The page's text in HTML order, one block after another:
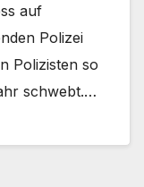
auf
Polizei
Polizisten so
schwebt.…